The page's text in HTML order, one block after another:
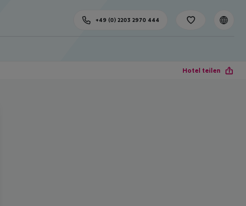
+49 (0) 2203 2970 444
Hotel teilen